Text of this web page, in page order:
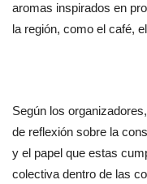
aromas inspirados en
la región, como el café,
Según los
de reflexión sobre la
y el papel que estas
colectiva dentro de las